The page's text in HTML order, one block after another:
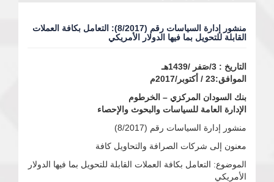
منشور إدارة السياسات رقم (8/2017): التعامل بكافة العملات
القابلة للتحويل بما فيها الدولار الأمريكي
التاريخ : 3/صَفر /1439هـ
الموافق:23 / أكتوبر/2017م
بنك السودان المركزي – الخرطوم
الإدارة العامة للسياسات والبحوث والإحصاء
منشور إدارة السياسات رقم (8/2017)
معنون إلى شركات الصرافة والتحاويل كافة
الموضوع: التعامل بكافة العملات القابلة للتحويل بما فيها الدولار
الأمريكي